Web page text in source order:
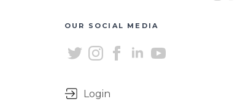
OUR SOCIAL MEDIA
Login